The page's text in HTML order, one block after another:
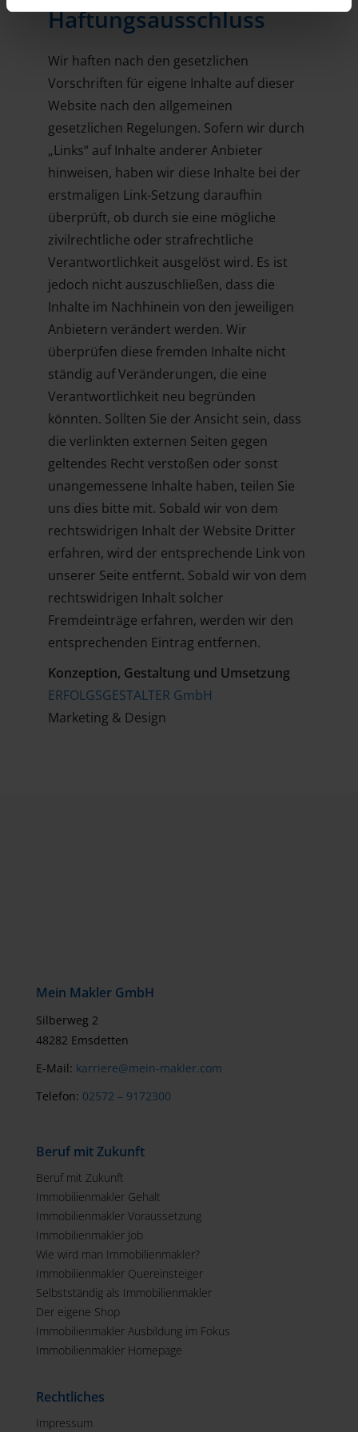
Haftungsausschluss
Wir haften nach den gesetzlichen
Vorschriften für eigene Inhalte auf dieser
Website nach den allgemeinen
gesetzlichen Regelungen. Sofern wir durch
„Links“ auf Inhalte anderer Anbieter
hinweisen, haben wir diese Inhalte bei der
erstmaligen Link-Setzung daraufhin
überprüft, ob durch sie eine mögliche
zivilrechtliche oder strafrechtliche
Verantwortlichkeit ausgelöst wird. Es ist
jedoch nicht auszuschließen, dass die
Inhalte im Nachhinein von den jeweiligen
Anbietern verändert werden. Wir
überprüfen diese fremden Inhalte nicht
ständig auf Veränderungen, die eine
Verantwortlichkeit neu begründen
könnten. Sollten Sie der Ansicht sein, dass
die verlinkten externen Seiten gegen
geltendes Recht verstoßen oder sonst
unangemessene Inhalte haben, teilen Sie
uns dies bitte mit. Sobald wir von dem
rechtswidrigen Inhalt der Website Dritter
erfahren, wird der entsprechende Link von
unserer Seite entfernt. Sobald wir von dem
rechtswidrigen Inhalt solcher
Fremdeinträge erfahren, werden wir den
entsprechenden Eintrag entfernen.
Konzeption, Gestaltung und Umsetzung
ERFOLGSGESTALTER GmbH
Marketing & Design
Mein Makler GmbH
Silberweg 2
48282 Emsdetten
E-Mail: karriere@mein-makler.com
Telefon: 02572 – 9172300
Beruf mit Zukunft
Beruf mit Zukunft
Immobilienmakler Gehalt
Immobilienmakler Voraussetzung
Immobilienmakler Job
Wie wird man Immobilienmakler?
Immobilienmakler Quereinsteiger
Selbstständig als Immobilienmakler
Der eigene Shop
Immobilienmakler Ausbildung im Fokus
Immobilienmakler Homepage
Rechtliches
Impressum